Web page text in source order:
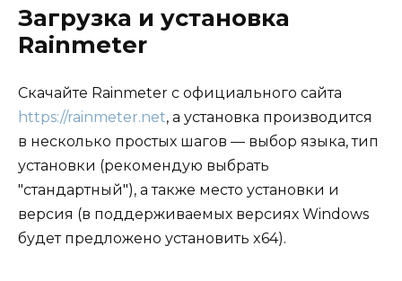
Загрузка и установка
Rainmeter
Скачайте Rainmeter с официального сайта
https://rainmeter.net, а установка производится
в несколько простых шагов — выбор языка, тип
установки (рекомендую выбрать
"стандартный"), а также место установки и
версия (в поддерживаемых версиях Windows
будет предложено установить x64).